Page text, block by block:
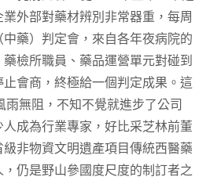
外部對藥材辨別非常器重，每周
藥）判定會，來自各年夜病院的
檢所職員、藥品運營單元對碰到
會商，終極給一個判定成果。這
無阻，不知不覺就進步了公司
成為行業專家，好比采芝林前董
非物資文明遺產項目傳統西醫藥
仍是野山參國度尺度的制訂者之